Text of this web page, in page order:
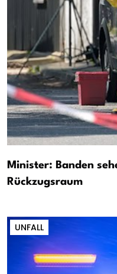
Minister: Banden
Rückzugsraum
UNFALL